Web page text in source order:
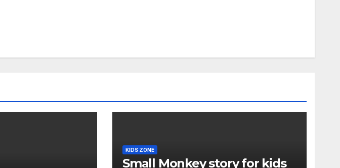
KIDS ZONE
Small Monkey story for kids